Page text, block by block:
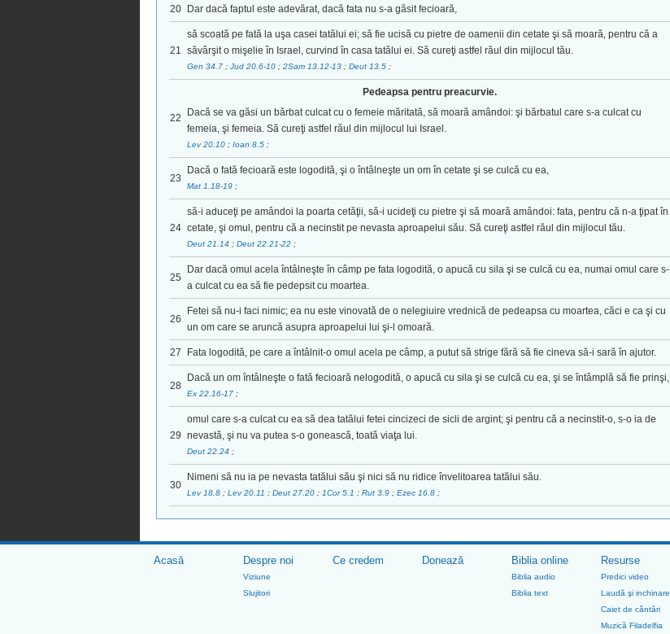
20 Dar dacă faptul este adevărat, dacă fata nu s-a găsit fecioară,
21
să scoată pe fată la uşa casei tatălui ei; să fie ucisă cu pietre de oamenii din cetate şi să moară, pentru că a
săvârşit o mişelie în Israel, curvind în casa tatălui ei. Să cureţi astfel răul din mijlocul tău.
Gen 34.7 ; Jud 20.6-10 ; 2Sam 13.12-13 ; Deut 13.5 ;
22
Pedeapsa pentru preacurvie.
Dacă se va găsi un bărbat culcat cu o femeie măritată, să moară amândoi: şi bărbatul care s-a culcat cu
femeia, şi femeia. Să cureţi astfel răul din mijlocul lui Israel.
Lev 20.10 ; Ioan 8.5 ;
23
Dacă o fată fecioară este logodită, şi o întâlneşte un om în cetate şi se culcă cu ea,
Mat 1.18-19 ;
24
să-i aduceţi pe amândoi la poarta cetăţii, să-i ucideţi cu pietre şi să moară amândoi: fata, pentru că n-a ţipat în
cetate, şi omul, pentru că a necinstit pe nevasta aproapelui său. Să cureţi astfel răul din mijlocul tău.
Deut 21.14 ; Deut 22.21-22 ;
25
Dar dacă omul acela întâlneşte în câmp pe fata logodită, o apucă cu sila şi se culcă cu ea, numai omul care s-
a culcat cu ea să fie pedepsit cu moartea.
26
Fetei să nu-i faci nimic; ea nu este vinovată de o nelegiuire vrednică de pedeapsa cu moartea, căci e ca şi cu
un om care se aruncă asupra aproapelui lui şi-l omoară.
27 Fata logodită, pe care a întâlnit-o omul acela pe câmp, a putut să strige fără să fie cineva să-i sară în ajutor.
28
Dacă un om întâlneşte o fată fecioară nelogodită, o apucă cu sila şi se culcă cu ea, şi se întâmplă să fie prinşi,
Ex 22.16-17 ;
29
omul care s-a culcat cu ea să dea tatălui fetei cincizeci de sicli de argint; şi pentru că a necinstit-o, s-o ia de
nevastă, şi nu va putea s-o gonească, toată viaţa lui.
Deut 22.24 ;
30
Nimeni să nu ia pe nevasta tatălui său şi nici să nu ridice învelitoarea tatălui său.
Lev 18.8 ; Lev 20.11 ; Deut 27.20 ; 1Cor 5.1 ; Rut 3.9 ; Ezec 16.8 ;
Acasă Despre noi
Viziune
Slujitori
Ce credem Donează Biblia online
Biblia audio
Biblia text
Resurse
Predici video
Laudă şi inchinare
Caiet de cântări
Muzică Filadelfia